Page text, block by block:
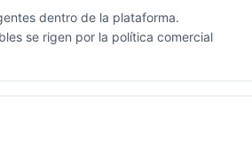
dentro de la plataforma.
se rigen por la política comercial